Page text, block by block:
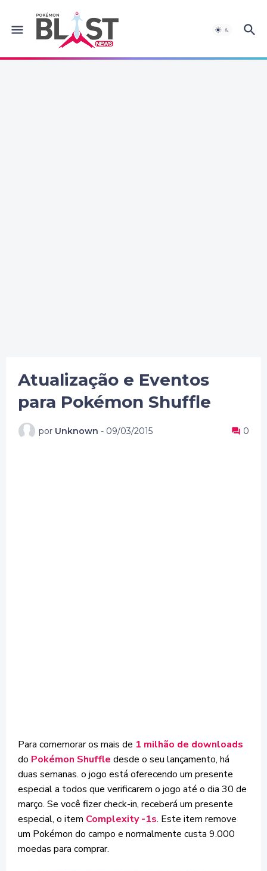
Atualização e Eventos
para Pokémon Shuffle
por Unknown - 09/03/2015 0
Para comemorar os mais de 1 milhão de downloads
do Pokémon Shuffle desde o seu lançamento, há
duas semanas. o jogo está oferecendo um presente
especial a todos que verificarem o jogo até o dia 30 de
março. Se você fizer check-in, receberá um presente
especial, o item Complexity -1s. Este item remove
um Pokémon do campo e normalmente custa 9.000
moedas para comprar.